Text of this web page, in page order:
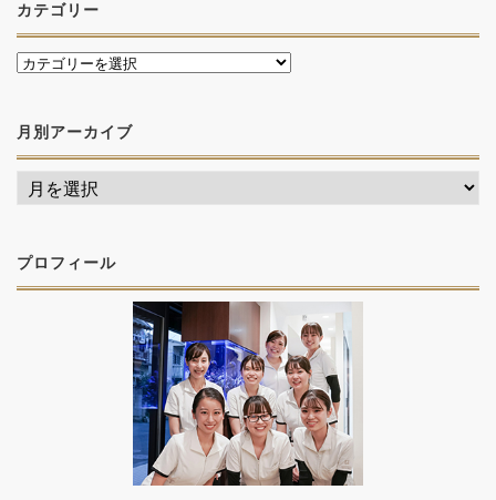
カテゴリー
月別アーカイブ
プロフィール